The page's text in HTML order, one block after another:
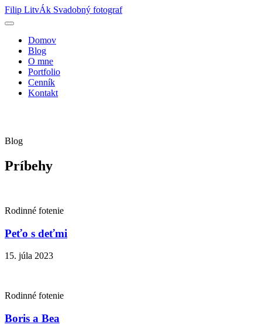
Filip LitvÁk Svadobný fotograf
Domov
Blog
O mne
Portfolio
Cenník
Kontakt
Blog
Príbehy
Rodinné fotenie
Peťo s deťmi
15. júla 2023
Rodinné fotenie
Boris a Bea